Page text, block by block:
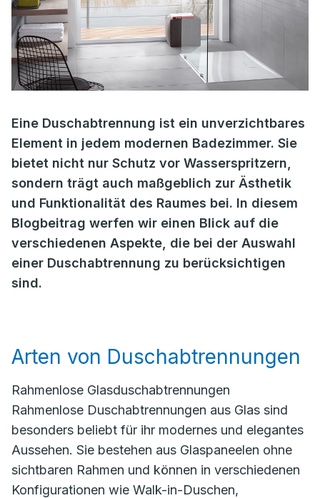
Eine Duschabtrennung ist ein unverzichtbares
Element in jedem modernen Badezimmer. Sie
bietet nicht nur Schutz vor Wasserspritzern,
sondern trägt auch maßgeblich zur Ästhetik
und Funktionalität des Raumes bei. In diesem
Blogbeitrag werfen wir einen Blick auf die
verschiedenen Aspekte, die bei der Auswahl
einer Duschabtrennung zu berücksichtigen
sind.
Arten von Duschabtrennungen
Rahmenlose Glasduschabtrennungen
Rahmenlose Duschabtrennungen aus Glas sind
besonders beliebt für ihr modernes und elegantes
Aussehen. Sie bestehen aus Glaspaneelen ohne
sichtbaren Rahmen und können in verschiedenen
Konfigurationen wie Walk-in-Duschen,